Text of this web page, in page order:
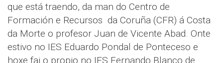
que está traendo, da man do Centro de
Formación e Recursos da Coruña (CFR) á Costa
da Morte o profesor Juan de Vicente Abad. Onte
estivo no IES Eduardo Pondal de Ponteceso e
hoxe fai o propio no IES Fernando Blanco de